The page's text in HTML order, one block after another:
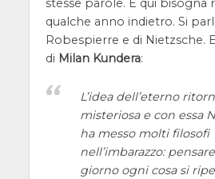
stesse parole. E qui bisogna
qualche anno indietro. Si
Robespierre e di Nietzsche.
di Milan Kundera:
L’idea dell’eterno
misteriosa e con essa
ha messo molti filosofi
nell’imbarazzo:
giorno ogni cosa si